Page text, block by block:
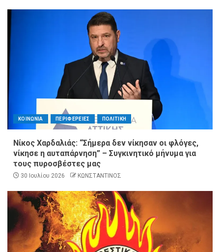
ΚΟΙΝΩΝΙΑ ΠΕΡΙΦΕΡΕΙΕΣ ΠΟΛΙΤΙΚΗ
Νίκος Χαρδαλιάς: “Σήμερα δεν νίκησαν οι φλόγες,
νίκησε η αυταπάρνηση” – Συγκινητικό μήνυμα για
τους πυροσβέστες μας
30 Ιουλίου 2026 ΚΩΝΣΤΑΝΤΙΝΟΣ